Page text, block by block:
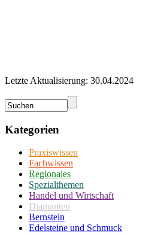
Letzte Aktualisierung: 30.04.2024
Kategorien
Praxiswissen
Fachwissen
Regionales
Spezialthemen
Handel und Wirtschaft
Diamanten
Bernstein
Edelsteine und Schmuck